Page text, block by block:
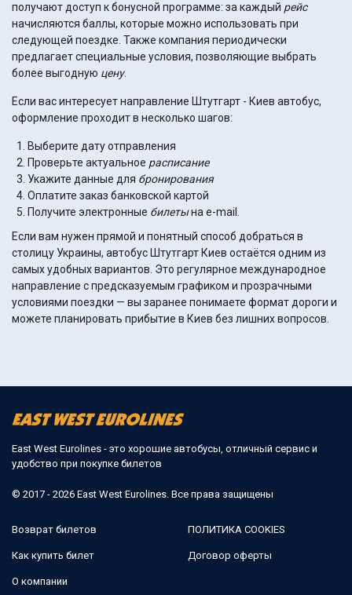
получают доступ к бонусной программе: за каждый рейс
начисляются баллы, которые можно использовать при
следующей поездке. Также компания периодически
предлагает специальные условия, позволяющие выбрать
более выгодную цену.
Если вас интересует направление Штутгарт - Киев автобус,
оформление проходит в несколько шагов:
Выберите дату отправления
Проверьте актуальное расписание
Укажите данные для бронирования
Оплатите заказ банковской картой
Получите электронные билетына e-mail.
Если вам нужен прямой и понятный способ добраться в
столицу Украины, автобус Штутгарт Киев остаётся одним из
самых удобных вариантов. Это регулярное международное
направление с предсказуемым графиком и прозрачными
условиями поездки — вы заранее понимаете формат дороги и
можете планировать прибытие в Киев без лишних вопросов.
East West Eurolines - это хорошие автобусы, отличный сервис и
удобство при покупке билетов
© 2017 - 2026 East West Eurolines. Все права защищены
Возврат билетов
Как купить билет
О компании
ПОЛИТИКА COOKIES
Договор оферты